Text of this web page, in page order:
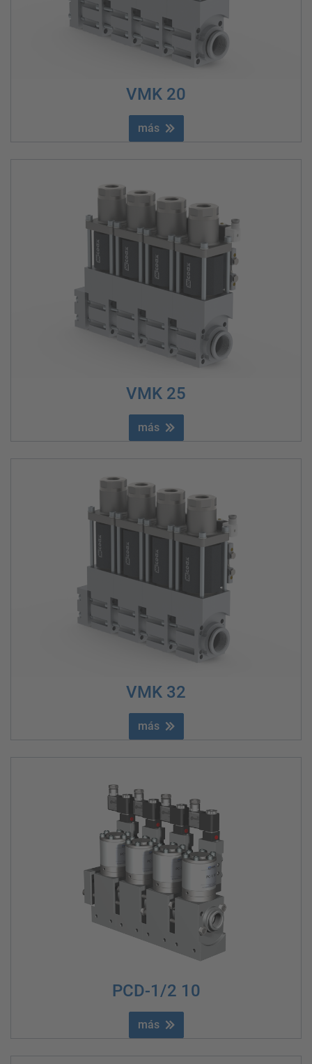
VMK 20
más
VMK 25
más
VMK 32
más
PCD-1/2 10
más